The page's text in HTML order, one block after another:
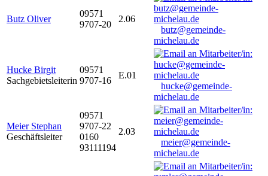
Butz Oliver
09571
9707-20
2.06
butz@gemeinde-
michelau.de
Hucke Birgit
Sachgebietsleiterin
09571
9707-16
E.01
hucke@gemeinde-
michelau.de
Meier Stephan
Geschäftsleiter
09571
9707-22
0160
93111194
2.03
meier@gemeinde-
michelau.de